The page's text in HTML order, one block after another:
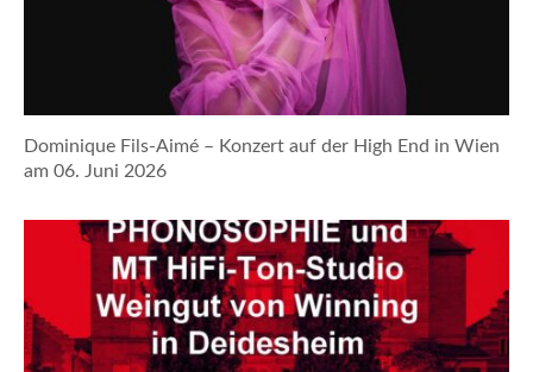
Dominique Fils-Aimé – Konzert auf der High End in Wien
am 06. Juni 2026